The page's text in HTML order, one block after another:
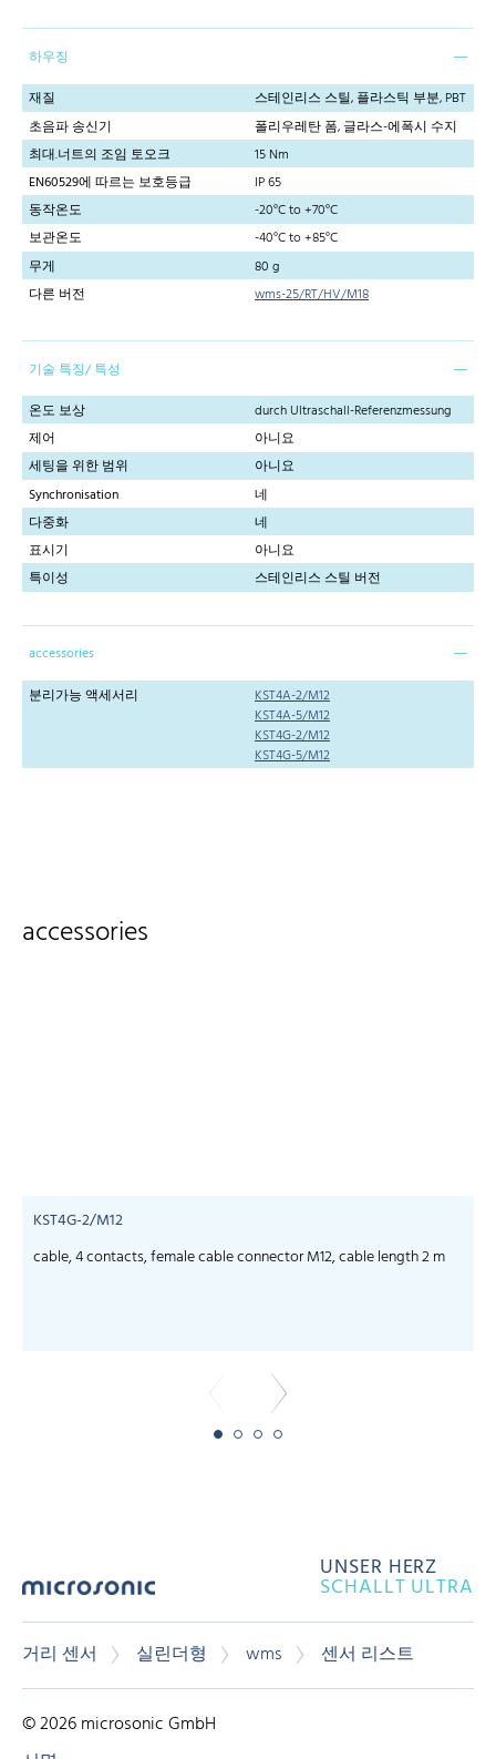
하우징
재질
스테인리스 스틸, 플라스틱 부분, PBT
초음파 송신기
폴리우레탄 폼, 글라스-에폭시 수지
최대.너트의 조임 토오크
15 Nm
EN60529에 따르는 보호등급
IP 65
동작온도
-20°C to +70°C
보관온도
-40°C to +85°C
무게
80 g
다른 버전
wms-25/RT/HV/M18
기술 특징/ 특성
온도 보상
durch Ultraschall-Referenzmessung
제어
아니요
세팅을 위한 범위
아니요
Synchronisation
네
다중화
네
표시기
아니요
특이성
스테인리스 스틸 버전
accessories
분리가능 액세서리
KST4A-2/M12
KST4A-5/M12
KST4G-2/M12
KST4G-5/M12
accessories
KST4G-2/M12
cable, 4 contacts, female cable connector M12, cable length 2 m
UNSER HERZ
SCHALLT ULTRA
거리 센서 실린더형 wms 센서 리스트
© 2026 microsonic GmbH